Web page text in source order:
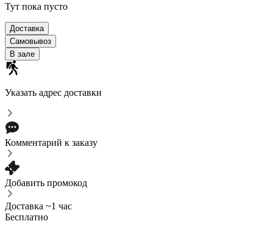
Тут пока пусто
Доставка
Самовывоз
В зале
Указать адрес доставки
Комментарий к заказу
Добавить промокод
Доставка ~1 час
Бесплатно